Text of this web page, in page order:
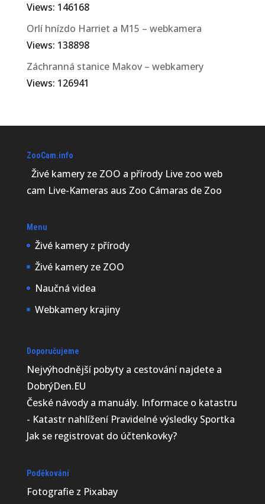
Views: 146168
Orlí hnízdo Harriet a M15 – webkamera
Views: 138898
Záchranná stanice Makov – webkamery
Views: 126941
ZooCam.info
Živé kamery ze ZOO a přírody Live zoo web
cam Live-Kameras aus Zoo Cámaras de Zoo
Menu
Živé kamery z přírody
Živé kamery ze ZOO
Naučná videa
Webkamery krajiny
Doporučujeme
Nejvýhodnější pobyty a cestování najdete a
DobrýDen.EU
České návodya manuály. Informace o katastru
- Katastr nahlíženíPravidelné výsledky Sportka
Jak se registrovat do účtenkovky?
Poděkování
Fotografie z Pixabay